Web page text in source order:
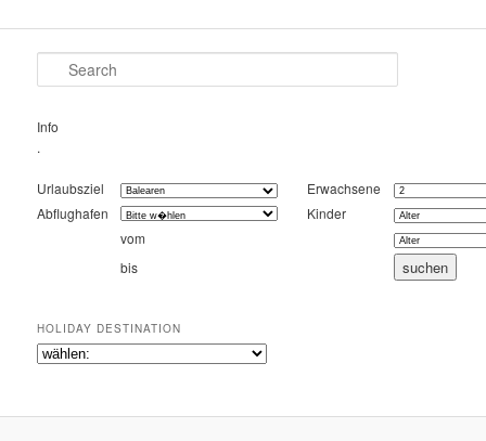
Search
Info
.
Urlaubsziel
Erwachsene
Abflughafen
Kinder
vom
bis
HOLIDAY DESTINATION